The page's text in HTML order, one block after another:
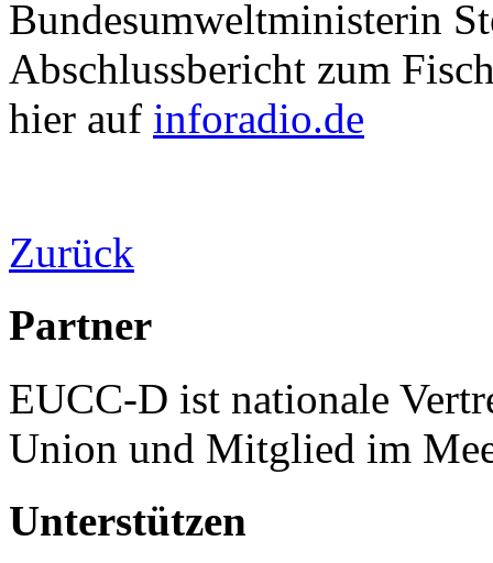
Bundesumweltministerin
Abschlussbericht zum
hier auf inforadio.de
Zurück
Partner
EUCC-D ist nationale
Union und Mitglied im
Unterstützen